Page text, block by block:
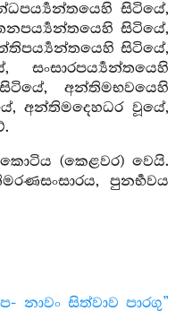
සිටියේ,
සිටියේ,
සිටියේ,
සංසාරපර්‍ය්‍යන්තයෙහි
අන්තිමභවයෙහි
අන්තිමදෙහධර වූයේ,
(කෙළවර) වෙයි.
පුනර්‍භවය
නාවං සිත්වාව පාරගු”